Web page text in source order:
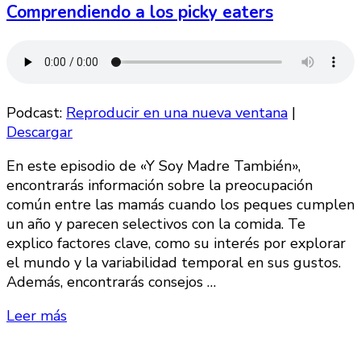
Comprendiendo a los picky eaters
Podcast: Reproducir en una nueva ventana |
Descargar
En este episodio de «Y Soy Madre También»,
encontrarás información sobre la preocupación
común entre las mamás cuando los peques cumplen
un año y parecen selectivos con la comida. Te
explico factores clave, como su interés por explorar
el mundo y la variabilidad temporal en sus gustos.
Además, encontrarás consejos …
Leer más